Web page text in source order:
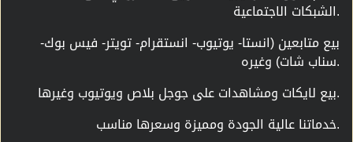
الشبكات الاجتماعية.
بيع متابعين (انستا- يوتيوب- انستقرام- تويتر- فيس بوك-
سناب شات) وغيره.
بيع لايكات ومشاهدات على جوجل بلاص ويوتيوب وغيرها.
خدماتنا عالية الجودة ومميزة وسعرها مناسب.